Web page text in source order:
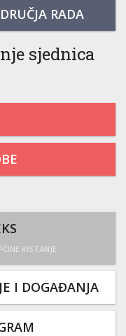
RADA
sjednica
KISTANJE
I DOGAĐANJA